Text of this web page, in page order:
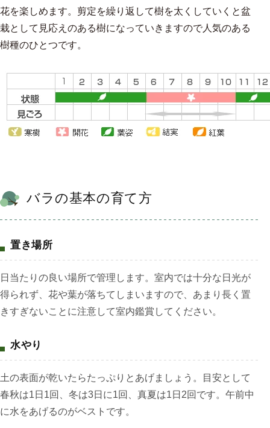
花を楽しめます。剪定を繰り返して樹を太くしていくと盆
栽として見応えのある樹になっていきますので人気のある
樹種のひとつです。
バラの基本の育て方
置き場所
日当たりの良い場所で管理します。室内では十分な日光が
得られず、花や葉が落ちてしまいますので、あまり長く置
きすぎないことに注意して室内鑑賞してください。
水やり
土の表面が乾いたらたっぷりとあげましょう。目安として
春秋は1日1回、冬は3日に1回、真夏は1日2回です。午前中
に水をあげるのがベストです。